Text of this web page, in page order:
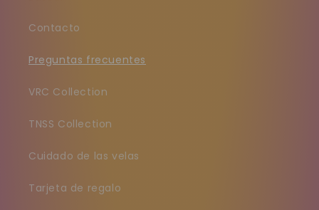
Contacto
Preguntas frecuentes
VRC Collection
TNSS Collection
Cuidado de las velas
Tarjeta de regalo